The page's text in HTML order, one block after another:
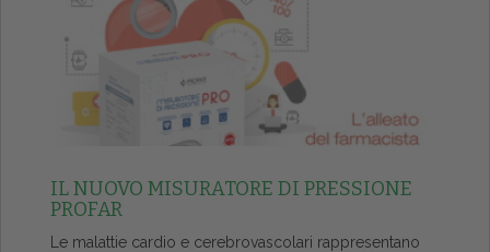
IL NUOVO MISURATORE DI PRESSIONE
PROFAR
Le malattie cardio e cerebrovascolari rappresentano